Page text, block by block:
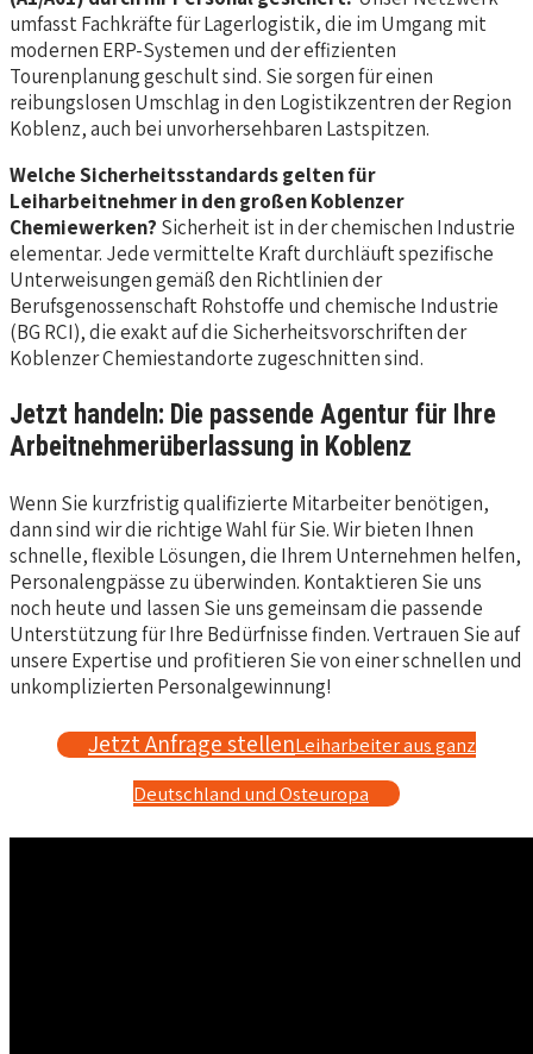
umfasst Fachkräfte für Lagerlogistik, die im Umgang mit
modernen ERP-Systemen und der effizienten
Tourenplanung geschult sind. Sie sorgen für einen
reibungslosen Umschlag in den Logistikzentren der Region
Koblenz, auch bei unvorhersehbaren Lastspitzen.
Welche Sicherheitsstandards gelten für
Leiharbeitnehmer in den großen Koblenzer
Chemiewerken? Sicherheit ist in der chemischen Industrie
elementar. Jede vermittelte Kraft durchläuft spezifische
Unterweisungen gemäß den Richtlinien der
Berufsgenossenschaft Rohstoffe und chemische Industrie
(BG RCI), die exakt auf die Sicherheitsvorschriften der
Koblenzer Chemiestandorte zugeschnitten sind.
Jetzt handeln: Die passende Agentur für Ihre
Arbeitnehmerüberlassung in Koblenz
Wenn Sie kurzfristig qualifizierte Mitarbeiter benötigen,
dann sind wir die richtige Wahl für Sie. Wir bieten Ihnen
schnelle, flexible Lösungen, die Ihrem Unternehmen helfen,
Personalengpässe zu überwinden. Kontaktieren Sie uns
noch heute und lassen Sie uns gemeinsam die passende
Unterstützung für Ihre Bedürfnisse finden. Vertrauen Sie auf
unsere Expertise und profitieren Sie von einer schnellen und
unkomplizierten Personalgewinnung!
Jetzt Anfrage stellenLeiharbeiter aus ganz
Deutschland und Osteuropa